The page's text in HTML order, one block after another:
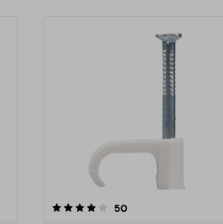
50anmeldelser
4.0 av 5 stjerner